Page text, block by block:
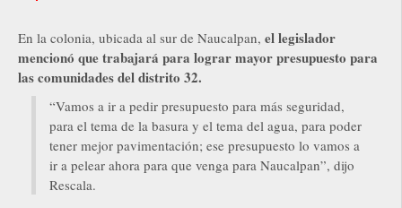
En la colonia, ubicada al sur de Naucalpan, el legislador
mencionó que trabajará para lograr mayor presupuesto para
las comunidades del distrito 32.
“Vamos a ir a pedir presupuesto para más seguridad,
para el tema de la basura y el tema del agua, para poder
tener mejor pavimentación; ese presupuesto lo vamos a
ir a pelear ahora para que venga para Naucalpan”, dijo
Rescala.